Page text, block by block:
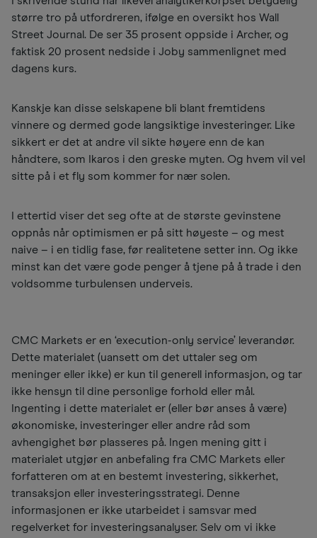
større tro på utfordreren, ifølge en oversikt hos Wall
Street Journal. De ser 35 prosent oppside i Archer, og
faktisk 20 prosent nedside i Joby sammenlignet med
dagens kurs.
Kanskje kan disse selskapene bli blant fremtidens
vinnere og dermed gode langsiktige investeringer. Like
sikkert er det at andre vil sikte høyere enn de kan
håndtere, som Ikaros i den greske myten. Og hvem vil vel
sitte på i et fly som kommer for nær solen.
I ettertid viser det seg ofte at de største gevinstene
oppnås når optimismen er på sitt høyeste – og mest
naive – i en tidlig fase, før realitetene setter inn. Og ikke
minst kan det være gode penger å tjene på å trade i den
voldsomme turbulensen underveis.
CMC Markets er en ‘execution-only service’ leverandør.
Dette materialet (uansett om det uttaler seg om
meninger eller ikke) er kun til generell informasjon, og tar
ikke hensyn til dine personlige forhold eller mål.
Ingenting i dette materialet er (eller bør anses å være)
økonomiske, investeringer eller andre råd som
avhengighet bør plasseres på. Ingen mening gitt i
materialet utgjør en anbefaling fra CMC Markets eller
forfatteren om at en bestemt investering, sikkerhet,
transaksjon eller investeringsstrategi. Denne
informasjonen er ikke utarbeidet i samsvar med
regelverket for investeringsanalyser. Selv om vi ikke